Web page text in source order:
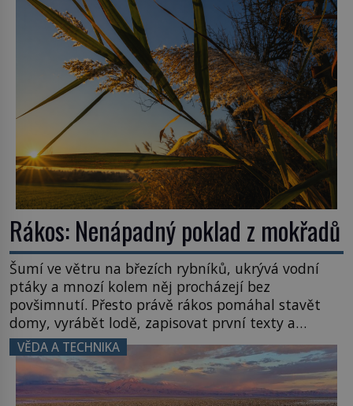
Rákos: Nenápadný poklad z mokřadů
Šumí ve větru na březích rybníků, ukrývá vodní
ptáky a mnozí kolem něj procházejí bez
povšimnutí. Přesto právě rákos pomáhal stavět
domy, vyrábět lodě, zapisovat první texty a
inspiroval řadu pověstí. Tato skromná, ale
užitečná rostlina provází člověka už tisíce let.
Většina lidí vnímá rákos jen jako obyčejnou kulisu
letního koupání. Stačí se však podívat […]
VĚDA A TECHNIKA